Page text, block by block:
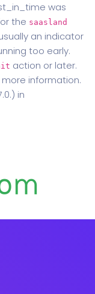
was
the saasland
an indicator
too early.
action or later.
information.
in